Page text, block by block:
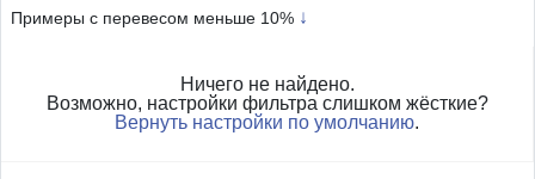
Примеры с перевесом меньше 10% ↓
Ничего не найдено.
Возможно, настройки фильтра слишком жёсткие?
Вернуть настройки по умолчанию.